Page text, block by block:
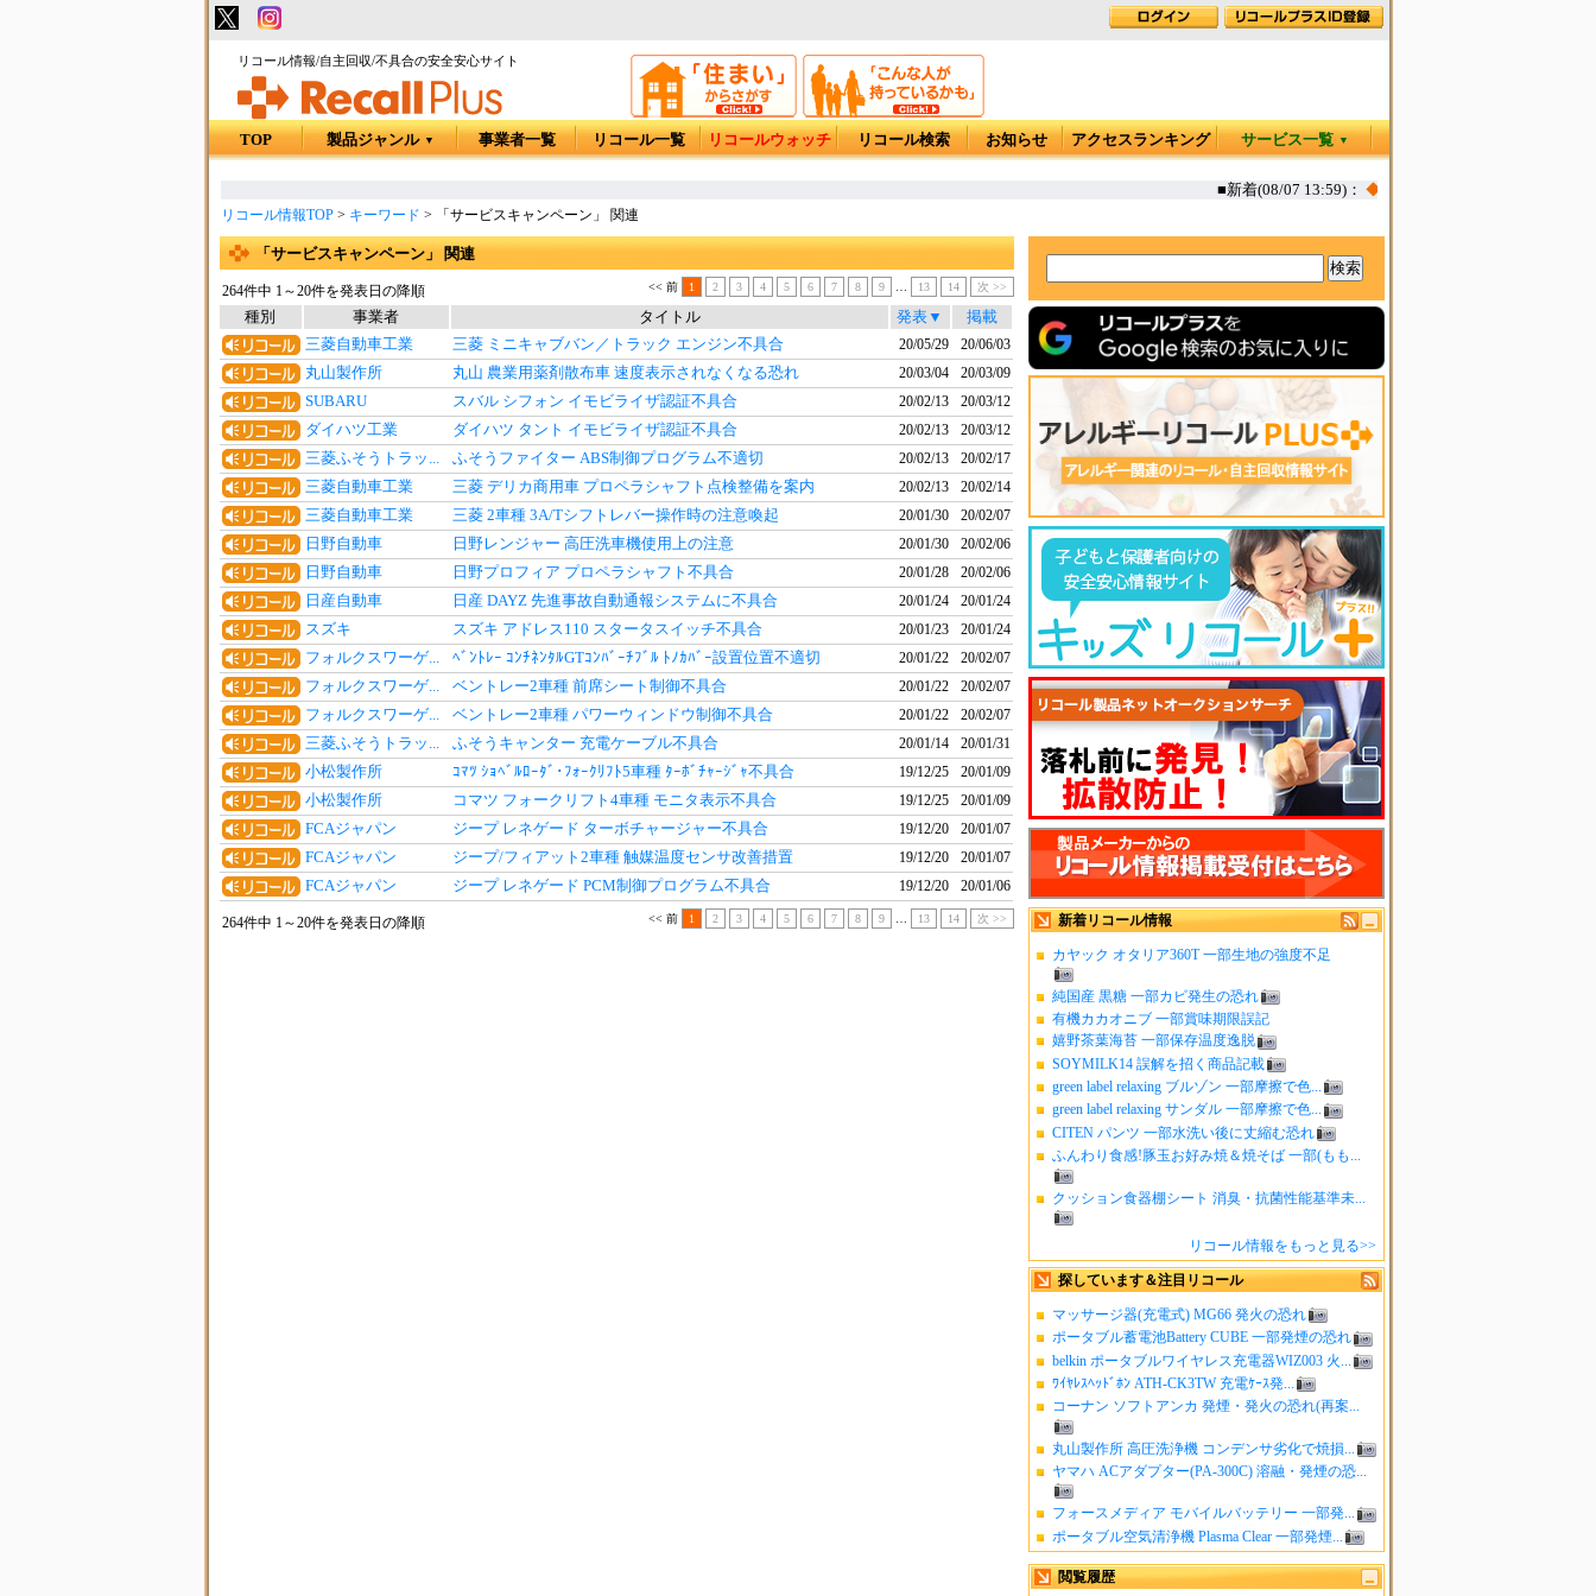
リコール情報/自主回収/不具合の安全安心サイト
TOP 製品ジャンル ▼ 事業者一覧 リコール一覧 リコールウォッチ リコール検索 お知らせ アクセスランキング サービス一覧 ▼
■新着(08/07 13:59)：◆カヤック オタリア360T 一部生
リコール情報TOP> キーワード > 「サービスキャンペーン」 関連
新着リコール情報
カヤック オタリア360T 一部生地の強度不足
純国産 黒糖 一部カビ発生の恐れ
有機カカオニブ 一部賞味期限誤記
嬉野茶葉海苔 一部保存温度逸脱
SOYMILK14 誤解を招く商品記載
green label relaxing ブルゾン 一部摩擦で色...
green label relaxing サンダル 一部摩擦で色...
CITEN パンツ 一部水洗い後に丈縮む恐れ
ふんわり食感!豚玉お好み焼＆焼そば 一部(もも...
クッション食器棚シート 消臭・抗菌性能基準未...
リコール情報をもっと見る>>
探しています＆注目リコール
マッサージ器(充電式) MG66 発火の恐れ
ポータブル蓄電池Battery CUBE 一部発煙の恐れ
belkin ポータブルワイヤレス充電器WIZ003 火...
ﾜｲﾔﾚｽﾍｯﾄﾞﾎﾝ ATH-CK3TW 充電ｹｰｽ発...
コーナン ソフトアンカ 発煙・発火の恐れ(再案...
丸山製作所 高圧洗浄機 コンデンサ劣化で焼損...
ヤマハ ACアダプター(PA-300C) 溶融・発煙の恐...
フォースメディア モバイルバッテリー 一部発...
ポータブル空気清浄機 Plasma Clear 一部発煙...
閲覧履歴
「サービスキャンペーン」 関連
264件中 1～20件を発表日の降順 << 前 1 2 3 4 5 6 7 8 9 13 14 次 >>
種別 事業者 タイトル 発表▼
掲載
三菱自動車工業
三菱 ミニキャブバン／トラック エンジン不具合 20/05/29 20/06/03
丸山製作所 丸山 農業用薬剤散布車 速度表示されなくなる恐れ 20/03/04 20/03/09
SUBARU スバル シフォン イモビライザ認証不具合 20/02/13 20/03/12
ダイハツ工業 ダイハツ タント イモビライザ認証不具合 20/02/13 20/03/12
三菱ふそうトラッ... ふそうファイター ABS制御プログラム不適切 20/02/13 20/02/17
三菱自動車工業 三菱 デリカ商用車 プロペラシャフト点検整備を案内 20/02/13 20/02/14
三菱自動車工業 三菱 2車種 3A/Tシフトレバー操作時の注意喚起 20/01/30 20/02/07
日野自動車 日野レンジャー 高圧洗車機使用上の注意 20/01/30 20/02/06
日野自動車 日野プロフィア プロペラシャフト不具合 20/01/28 20/02/06
日産自動車 日産 DAYZ 先進事故自動通報システムに不具合 20/01/24 20/01/24
スズキ スズキ アドレス110 スタータスイッチ不具合 20/01/23 20/01/24
フォルクスワーゲ... ﾍﾞﾝﾄﾚｰ ｺﾝﾁﾈﾝﾀﾙGTｺﾝﾊﾞｰﾁﾌﾞﾙ ﾄﾉｶﾊﾞｰ設置位置不適切 20/01/22 20/02/07
フォルクスワーゲ... ベントレー2車種 前席シート制御不具合 20/01/22 20/02/07
フォルクスワーゲ... ベントレー2車種 パワーウィンドウ制御不具合 20/01/22 20/02/07
三菱ふそうトラッ... ふそうキャンター 充電ケーブル不具合 20/01/14 20/01/31
小松製作所 ｺﾏﾂ ｼｮﾍﾞﾙﾛｰﾀﾞ･ﾌｫｰｸﾘﾌﾄ5車種 ﾀｰﾎﾞﾁｬｰｼﾞｬ不具合 19/12/25 20/01/09
小松製作所 コマツ フォークリフト4車種 モニタ表示不具合 19/12/25 20/01/09
FCAジャパン ジープ レネゲード ターボチャージャー不具合 19/12/20 20/01/07
FCAジャパン ジープ/フィアット2車種 触媒温度センサ改善措置 19/12/20 20/01/07
FCAジャパン ジープ レネゲード PCM制御プログラム不具合 19/12/20 20/01/06
264件中 1～20件を発表日の降順 << 前 1 2 3 4 5 6 7 8 9 13 14 次 >>